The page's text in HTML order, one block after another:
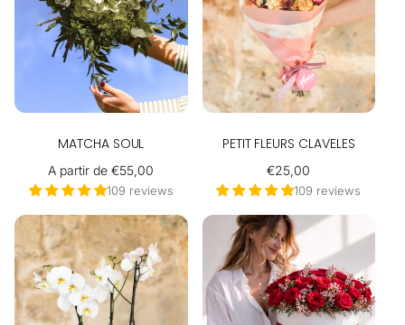
MATCHA SOUL
Precio
habitual
A partir de €55,00
109 reviews
PETIT FLEURS CLAVELES
Precio
habitual
€25,00
109 reviews